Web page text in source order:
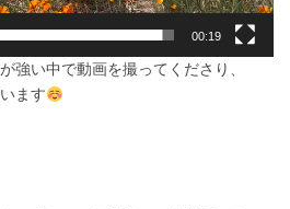
00:19
強い中で動画を撮ってくださり、
ます